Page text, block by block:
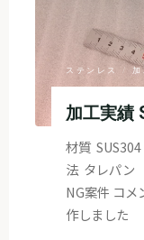
ステンレス /
加工実績
材質
法 タレパン
NG案件 コメ
作しました